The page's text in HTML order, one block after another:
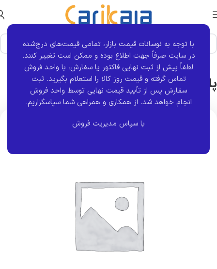
با توجه به نوسانات قیمت بازار، تمامی قیمت‌های درج‌شده
در سایت صرفاً جهت اطلاع بوده و ممکن است تغییر کنند.
لطفاً پیش از ثبت نهایی فاکتور یا سفارش، با واحد فروش
تماس گرفته و قیمت روز کالا را استعلام بگیرید. ثبت
سفارش پس از تأیید قیمت نهایی توسط واحد فروش
انجام خواهد شد. از همکاری و همراهی شما سپاسگزاریم.
با سپاس مدیریت فروش
خانه برند قطعه یاپکو
پلوس کامل تارا اتومات AT6 راست یاپکو